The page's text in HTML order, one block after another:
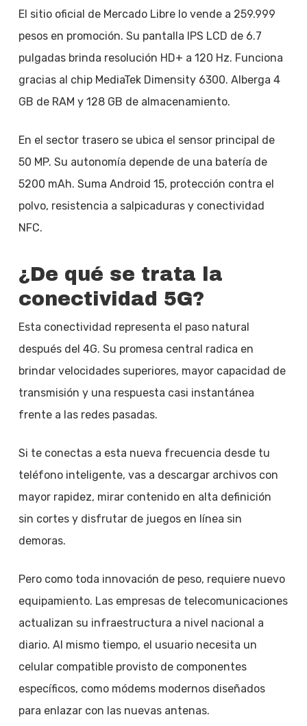
El sitio oficial de Mercado Libre lo vende a 259.999
pesos en promoción. Su pantalla IPS LCD de 6.7
pulgadas brinda resolución HD+ a 120 Hz. Funciona
gracias al chip MediaTek Dimensity 6300. Alberga 4
GB de RAM y 128 GB de almacenamiento.
En el sector trasero se ubica el sensor principal de
50 MP. Su autonomía depende de una batería de
5200 mAh. Suma Android 15, protección contra el
polvo, resistencia a salpicaduras y conectividad
NFC.
¿De qué se trata la
conectividad 5G?
Esta conectividad representa el paso natural
después del 4G. Su promesa central radica en
brindar velocidades superiores, mayor capacidad de
transmisión y una respuesta casi instantánea
frente a las redes pasadas.
Si te conectas a esta nueva frecuencia desde tu
teléfono inteligente, vas a descargar archivos con
mayor rapidez, mirar contenido en alta definición
sin cortes y disfrutar de juegos en línea sin
demoras.
Pero como toda innovación de peso, requiere nuevo
equipamiento. Las empresas de telecomunicaciones
actualizan su infraestructura a nivel nacional a
diario. Al mismo tiempo, el usuario necesita un
celular compatible provisto de componentes
específicos, como módems modernos diseñados
para enlazar con las nuevas antenas.